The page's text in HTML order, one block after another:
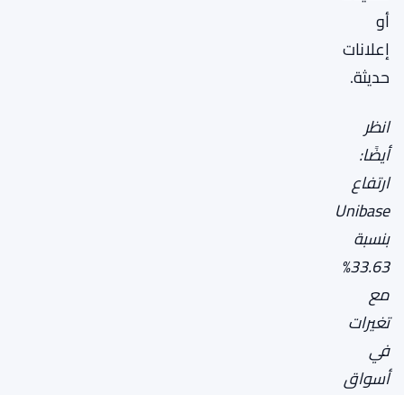
أو
إعلانات
حديثة.
انظر
أيضًا:
ارتفاع
Unibase
بنسبة
33.63%
مع
تغيرات
في
أسواق